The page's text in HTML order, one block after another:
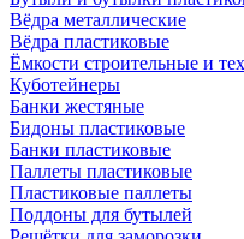
Вёдра металлические
Вёдра пластиковые
Ёмкости строительные и
Куботейнеры
Банки жестяные
Бидоны пластиковые
Банки пластиковые
Паллеты пластиковые
Пластиковые паллеты
Поддоны для бутылей